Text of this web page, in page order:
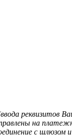
реквизитов
на
с шлюзом и